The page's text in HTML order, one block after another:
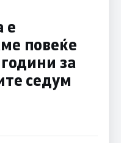
е
повеќе
за
седум